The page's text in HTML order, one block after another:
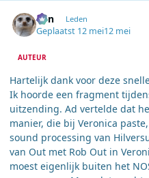
Ben Leden
Geplaatst 12 mei12 mei
AUTEUR
Hartelijk dank voor deze
Ik hoorde een fragment
uitzending. Ad vertelde dat
manier, die bij Veronica
sound processing van
van Out met Rob Out in
moest eigenlijk buiten het